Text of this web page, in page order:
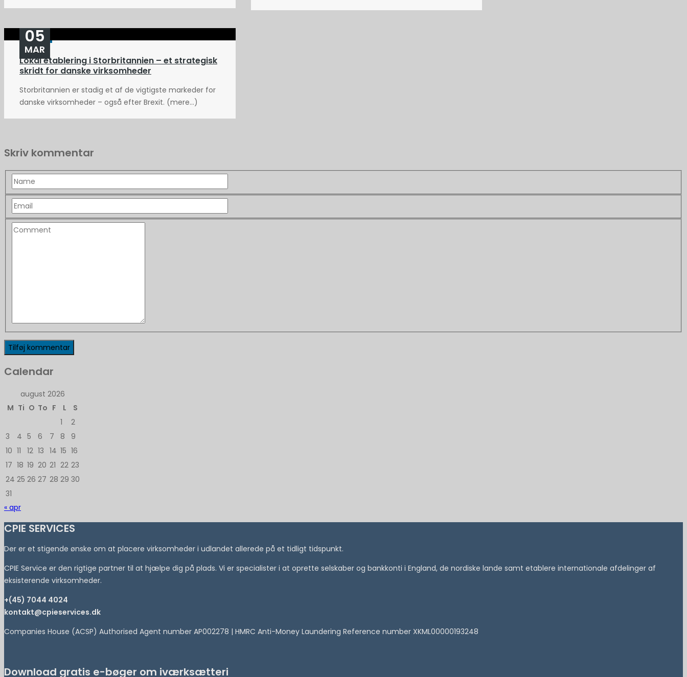
Lokal etablering i Storbritannien – et strategisk
skridt for danske virksomheder
05
MAR
Storbritannien er stadig et af de vigtigste markeder for
danske virksomheder – også efter Brexit. (mere…)
Skriv kommentar
Calendar
august 2026
M Ti O To F L
S
1
2
3
4 5 6 7 8
9
10 11 12 13 14 15 16
17 18 19 20 21 22 23
24 25 26 27 28 29 30
31
« apr
CPIE SERVICES
Der er et stigende ønske om at placere virksomheder i udlandet allerede på et tidligt tidspunkt.
CPIE Service er den rigtige partner til at hjælpe dig på plads. Vi er specialister i at oprette selskaber og bankkonti i England, de nordiske lande samt etablere internationale afdelinger af
eksisterende virksomheder.
+(45) 7044 4024
kontakt@cpieservices.dk
Companies House (ACSP) Authorised Agent number AP002278 | HMRC Anti-Money Laundering Reference number XKML00000193248
Download gratis e-bøger om iværksætteri